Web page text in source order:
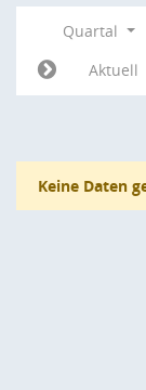
Quartal
Aktuell
Keine Daten